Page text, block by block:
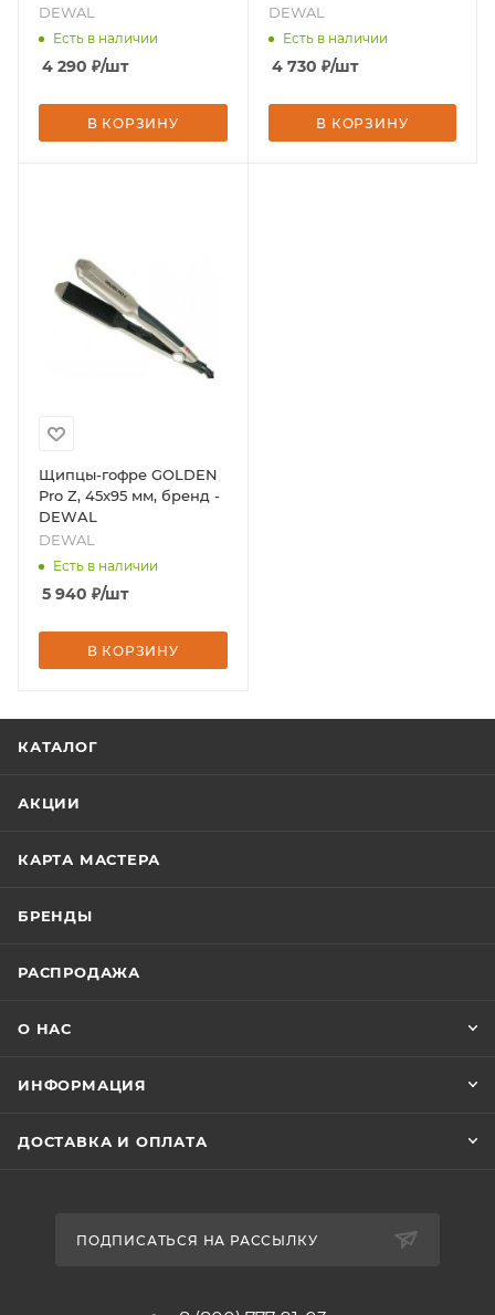
38х110мм, с терморег,
керам-турмалин покр,
DEWAL
Есть в наличии
4 290 ₽/шт
В КОРЗИНУ
с терморегулятором.,
бренд - DEWAL
DEWAL
Есть в наличии
4 730 ₽/шт
В КОРЗИНУ
Щипцы-гофре GOLDEN
Pro Z, 45x95 мм, бренд -
DEWAL
DEWAL
Есть в наличии
5 940 ₽/шт
В КОРЗИНУ
КАТАЛОГ
АКЦИИ
КАРТА МАСТЕРА
БРЕНДЫ
РАСПРОДАЖА
О НАС
ИНФОРМАЦИЯ
ДОСТАВКА И ОПЛАТА
ПОДПИСАТЬСЯ НА РАССЫЛКУ